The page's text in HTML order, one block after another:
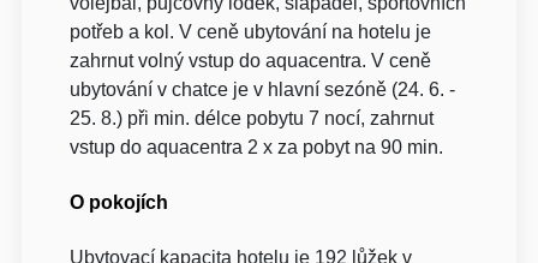
potřeb a kol. V ceně ubytování na hotelu je
zahrnut volný vstup do aquacentra. V ceně
ubytování v chatce je v hlavní sezóně (24. 6. -
25. 8.) při min. délce pobytu 7 nocí, zahrnut
vstup do aquacentra 2 x za pobyt na 90 min.
O pokojích
Ubytovací kapacita hotelu je 192 lůžek v